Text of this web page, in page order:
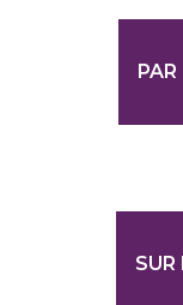
SUR